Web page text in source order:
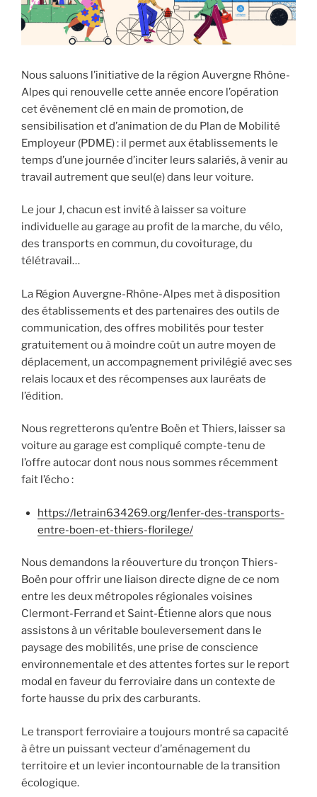
Nous saluons l’initiative de la région Auvergne Rhône-
Alpes qui renouvelle cette année encore l’opération
cet évènement clé en main de promotion, de
sensibilisation et d’animation de du Plan de Mobilité
Employeur (PDME) : il permet aux établissements le
temps d’une journée d’inciter leurs salariés, à venir au
travail autrement que seul(e) dans leur voiture.
Le jour J, chacun est invité à laisser sa voiture
individuelle au garage au profit de la marche, du vélo,
des transports en commun, du covoiturage, du
télétravail…
La Région Auvergne-Rhône-Alpes met à disposition
des établissements et des partenaires des outils de
communication, des offres mobilités pour tester
gratuitement ou à moindre coût un autre moyen de
déplacement, un accompagnement privilégié avec ses
relais locaux et des récompenses aux lauréats de
l’édition.
Nous regretterons qu’entre Boën et Thiers, laisser sa
voiture au garage est compliqué compte-tenu de
l’offre autocar dont nous nous sommes récemment
fait l’écho :
https://letrain634269.org/lenfer-des-transports-
entre-boen-et-thiers-florilege/
Nous demandons la réouverture du tronçon Thiers-
Boën pour offrir une liaison directe digne de ce nom
entre les deux métropoles régionales voisines
Clermont-Ferrand et Saint-Étienne alors que nous
assistons à un véritable bouleversement dans le
paysage des mobilités, une prise de conscience
environnementale et des attentes fortes sur le report
modal en faveur du ferroviaire dans un contexte de
forte hausse du prix des carburants.
Le transport ferroviaire a toujours montré sa capacité
à être un puissant vecteur d’aménagement du
territoire et un levier incontournable de la transition
écologique.